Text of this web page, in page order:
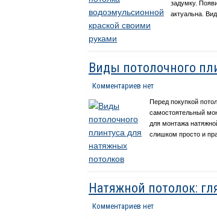
задумку.
актуальна.
Виды потолочного
Комментариев нет
Перед покупкой
самостоятельный
для монтажа
слишком просто и
Натяжной потолок:
Комментариев нет